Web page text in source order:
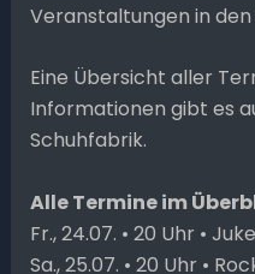
Veranstaltungen in
Eine Übersicht aller
Informationen gibt es
Schuhfabrik.
Alle Termine im
Fr., 24.07. • 20 Uhr •
Sa., 25.07. • 20 Uhr •